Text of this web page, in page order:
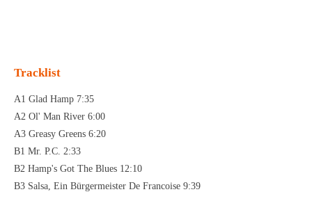
Tracklist
A1 Glad Hamp 7:35
A2 Ol' Man River 6:00
A3 Greasy Greens 6:20
B1 Mr. P.C. 2:33
B2 Hamp's Got The Blues 12:10
B3 Salsa, Ein Bürgermeister De Francoise 9:39